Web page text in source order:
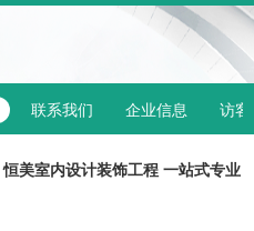
联系我们 企业信息 访客
恒美室内设计装饰工程 一站式专业